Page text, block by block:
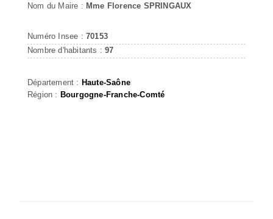
Nom du Maire : Mme Florence SPRINGAUX
Numéro Insee : 70153
Nombre d'habitants :97
Département : Haute-Saône
Région : Bourgogne-Franche-Comté